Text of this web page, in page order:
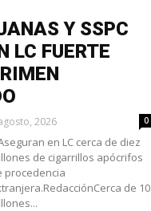
Y SSPC
LC FUERTE
2026 0
en LC cerca de diez
de cigarrillos apócrifos
procedencia
de 10